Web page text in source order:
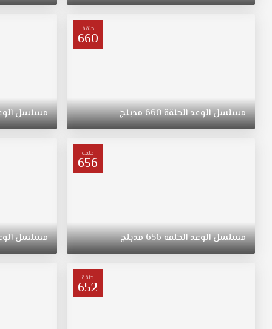
حلقة
660
مسلسلالوعدالحلقة660مدبلج مسلسل
حلقة
656
مسلسلالوعدالحلقة656مدبلج مسلسل
حلقة
652